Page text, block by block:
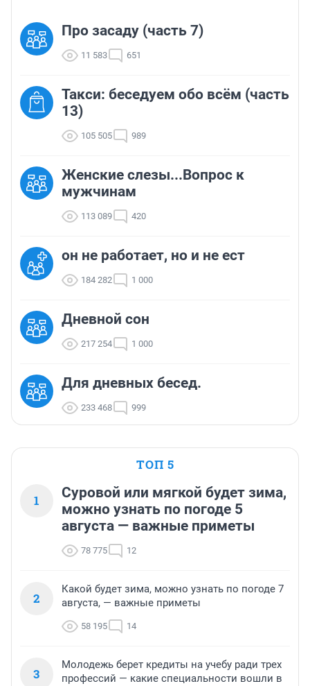
Про засаду (часть 7)
11 583 651
Такси: беседуем обо всём (часть
13)
105 505 989
Женские слезы...Вопрос к
мужчинам
113 089 420
он не работает, но и не ест
184 282 1 000
Дневной сон
217 254 1 000
Для дневных бесед.
233 468 999
ТОП 5
1
Суровой или мягкой будет зима,
можно узнать по погоде 5
августа — важные приметы
78 775 12
2
Какой будет зима, можно узнать по погоде 7
августа, — важные приметы
58 195 14
3
Молодежь берет кредиты на учебу ради трех
профессий — какие специальности вошли в